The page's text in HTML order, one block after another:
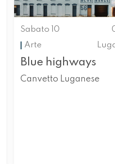
Sabato 10
Arte
Blue highways
Canvetto Luganese